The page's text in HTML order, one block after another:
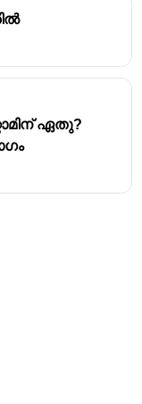
വെള്ളത്തിൽ
രൂപത്തിൽ
കുറയ്ക്കാനും
ഏതു?